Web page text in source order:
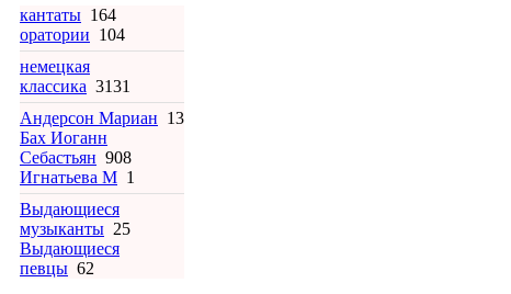
кантаты 164
оратории 104
немецкая
классика 3131
Андерсон Мариан 13
Бах Иоганн
Себастьян 908
Игнатьева М 1
Выдающиеся
музыканты 25
Выдающиеся
певцы 62